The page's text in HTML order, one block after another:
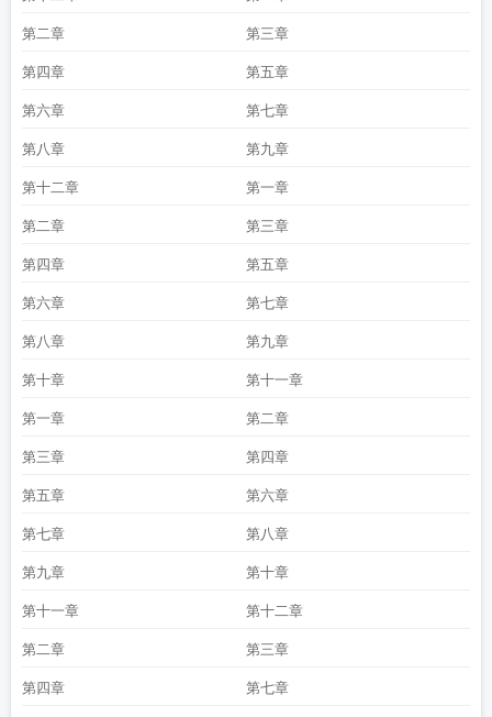
第二章 第三章
第四章 第五章
第六章 第七章
第八章 第九章
第十二章 第一章
第二章 第三章
第四章 第五章
第六章 第七章
第八章 第九章
第十章 第十一章
第一章 第二章
第三章 第四章
第五章 第六章
第七章 第八章
第九章 第十章
第十一章 第十二章
第二章 第三章
第四章 第七章